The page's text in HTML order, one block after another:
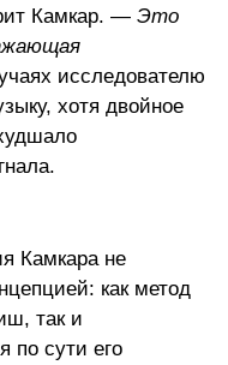
Камкар. — Это
исследователю
хотя двойное
Камкара не
как метод
так и
по сути его